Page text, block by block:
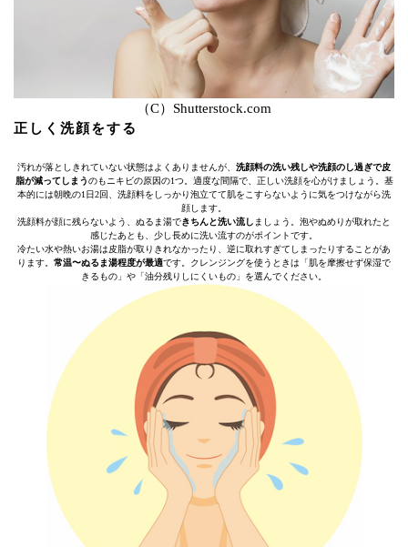
（C）Shutterstock.com
正しく洗顔をする
汚れが落としきれていない状態はよくありませんが、 洗顔料の洗い残しや洗顔のし過ぎで皮
脂が減ってしまうのもニキビの原因の1つ。適度な間隔で、正しい洗顔を心がけましょう。基
本的には朝晩の1日2回、洗顔料をしっかり泡立てて肌をこすらないように気をつけながら洗
顔します。
洗顔料が顔に残らないよう、ぬるま湯できちんと洗い流し ましょう。泡やぬめりが取れたと
感じたあとも、少し長めに洗い流すのがポイントです。
冷たい水や熱いお湯は皮脂が取りきれなかったり、逆に取れすぎてしまったりすることがあ
ります。 常温〜ぬるま湯程度が最適です。クレンジングを使うときは「肌を摩擦せず保湿で
きるもの」や「油分残りしにくいもの」を選んでください。